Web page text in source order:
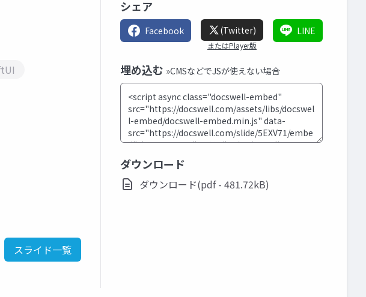
スライド一覧
シェア
Facebook (Twitter)
またはPlayer版
LINE
埋め込む »CMSなどでJSが使えない場合
ダウンロード
ダウンロード(pdf - 481.72kB)